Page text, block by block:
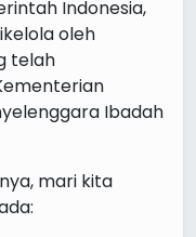
Indonesia,
oleh
telah
Ibadah
mari kita